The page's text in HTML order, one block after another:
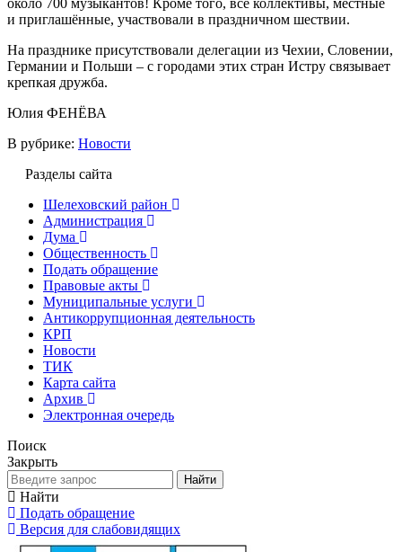
и приглашённые, участвовали в праздничном шествии.
На празднике присутствовали делегации из Чехии, Словении,
Германии и Польши – с городами этих стран Истру связывает
крепкая дружба.
Юлия ФЕНЁВА
В рубрике: Новости
Разделы сайта
Шелеховский район
Администрация
Дума
Общественность
Подать обращение
Правовые акты
Муниципальные услуги
Антикоррупционная деятельность
КРП
Новости
ТИК
Карта сайта
Архив
Электронная очередь
Поиск
Закрыть
Найти
Найти
Подать обращение
Версия для слабовидящих